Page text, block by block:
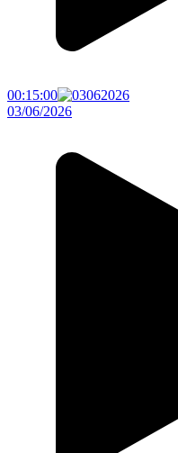
00:15:00
03/06/2026